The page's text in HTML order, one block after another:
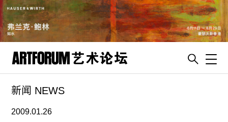
artguide
新闻
新闻 NEWS
2009.01.26